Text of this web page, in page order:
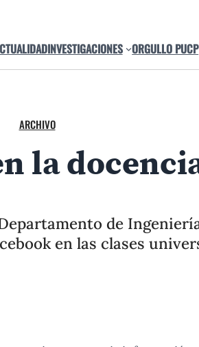
INVESTIGACIONES ORGULLO PUCP
ARCHIVO
la
de
en las clases